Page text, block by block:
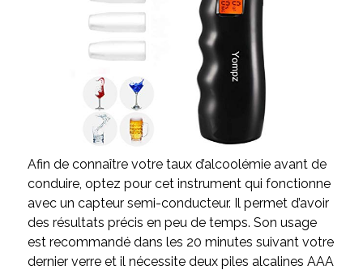
Afin de connaître votre taux d’alcoolémie avant de
conduire, optez pour cet instrument qui fonctionne
avec un capteur semi-conducteur. Il permet d’avoir
des résultats précis en peu de temps. Son usage
est recommandé dans les 20 minutes suivant votre
dernier verre et il nécessite deux piles alcalines AAA